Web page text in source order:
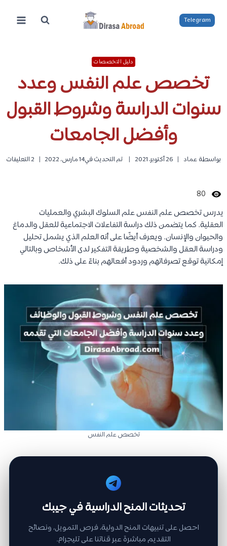
المحتوى
Telegram
دليل التخصصات
تخصص علم النفس وعدد
سنوات الدراسة وشروط القبول
وأفضل الجامعات
بواسطة عماد 26 أكتوبر، 2021 تم التحديث في14 مارس، 2022 2 التعليقات
80
يدرس تخصص علم النفس علم السلوك البشري والعمليات
العقلية. كما يتضمن ذلك دراسة التفاعلات الاجتماعية للعقل والدماغ
والحيوان والإنسان. ويعرف أيضًا على أنه العلم الذي يشمل تحليل
ودراسة العقل والشخصية وطريقة التفكير لدى الأشخاص وبالتالي
إمكانية توقع تصرفاتهم وردود أفعالهم بناءً على ذلك.
تخصص علم النفس
تحديثات المنح الدراسية في جيبك
احصل على تنبيهات المنح الدولية، فرص التمويل، ونصائح
التقديم مباشرة عبر قناتنا على تليجرام.